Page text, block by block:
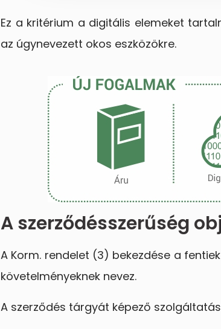
Ez a kritérium a digitális elemeket
az úgynevezett okos eszközökre.
A szerződésszerűség
A Korm. rendelet (3) bekezdése a
követelményeknek nevez.
A szerződés tárgyát képező